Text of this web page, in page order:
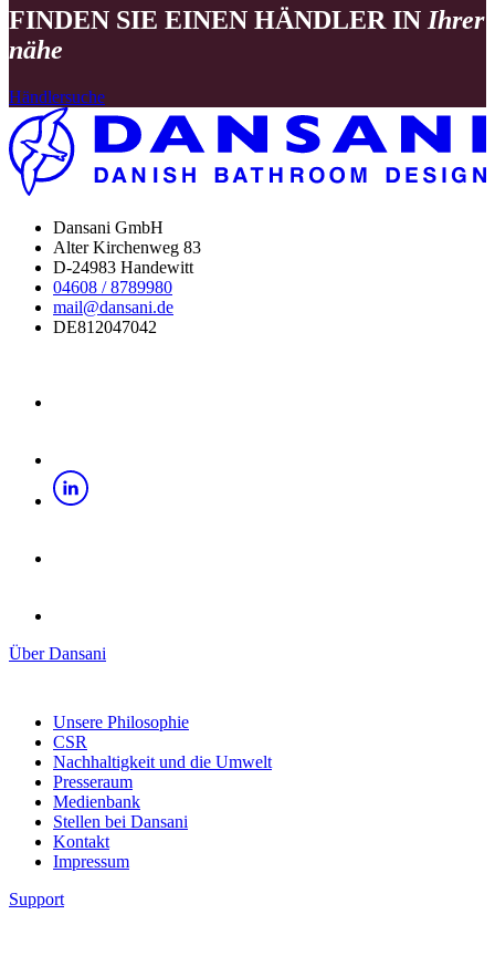
FINDEN SIE EINEN HÄNDLER IN Ihrer
nähe
Händlersuche
Dansani GmbH
Alter Kirchenweg 83
D-24983 Handewitt
04608 / 8789980
mail@dansani.de
DE812047042
Über Dansani
Unsere Philosophie
CSR
Nachhaltigkeit und die Umwelt
Presseraum
Medienbank
Stellen bei Dansani
Kontakt
Impressum
Support